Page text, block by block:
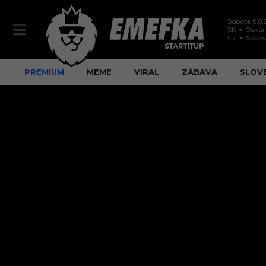
Sobota
SK
Oskar
CZ
PREMIUM MEME VIRAL ZÁBAVA